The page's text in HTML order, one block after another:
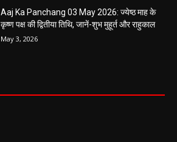
Aaj Ka Panchang 03 May 2026: ज्येष्ठ माह के
कृष्ण पक्ष की द्वितीया तिथि, जानें-शुभ मुहूर्त और राहुकाल
May 3, 2026